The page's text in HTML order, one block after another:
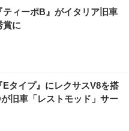
ティーポB』がイタリア旧車
賞に
Eタイプ』にレクサスV8を搭
旧車「レストモッド」サー